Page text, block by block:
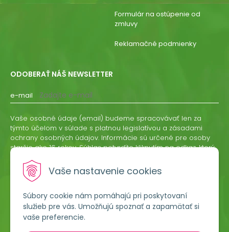
Vaše nastavenie cookies
Súbory cookie nám pomáhajú pri poskytovaní
služieb pre vás. Umožňujú spoznať a zapamätať si
vaše preferencie.
Formulár na ostúpenie od
zmluvy
Reklamačné podmienky
ODOBERAŤ NÁŠ NEWSLETTER
e-mail
ODOBERAŤ
Vaše osobné údaje (email) budeme spracovávať len za
týmto účelom v súlade s platnou legislatívou a zásadami
ochrany osobných údajov. Informácie sú určené pre osoby
staršie ako 16 rokov. Súhlas potvrdíte kliknutím na odkaz, ktorý
odvolať písomne, emailom alebo kliknutím na odkaz z
ktoréhokoľvek informačného emailu.